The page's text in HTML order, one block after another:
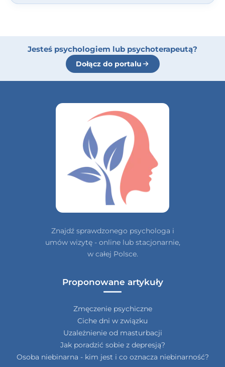
Jesteś psychologiem lub psychoterapeutą?
Dołącz do portalu
Znajdź sprawdzonego psychologa i
umów wizytę - online lub stacjonarnie,
w całej Polsce.
Proponowane artykuły
Zmęczenie psychiczne
Ciche dni w związku
Uzależnienie od masturbacji
Jak poradzić sobie z depresją?
Osoba niebinarna - kim jest i co oznacza niebinarność?